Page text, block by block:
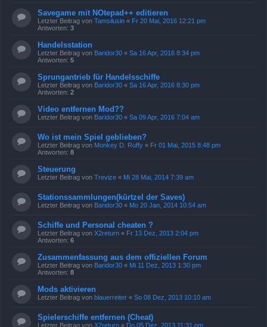
Savegame mit NOtepad++ editieren
Letzter Beitrag von Tamsilusin « Fr 20 Mai, 2016 12:21 pm
Antworten: 3
Handelsstation
Letzter Beitrag von Baridor30 « Sa 16 Apr, 2016 8:34 pm
Antworten: 5
Sprungantrieb für Handelsschiffe
Letzter Beitrag von Baridor30 « Sa 16 Apr, 2016 8:30 pm
Antworten: 2
Video entfernen Mod??
Letzter Beitrag von Baridor30 « Sa 09 Apr, 2016 7:04 am
Wo ist mein Spiel geblieben?
Letzter Beitrag von Monkey D. Ruffy « Fr 01 Mai, 2015 8:48 pm
Antworten: 8
Steuerung
Letzter Beitrag von Trevize « Mi 28 Mai, 2014 7:39 am
Stationssammlungen(kürtzel der Saves)
Letzter Beitrag von Baridor30 « Mo 20 Jan, 2014 10:54 am
Schiffe und Personal cheaten ?
Letzter Beitrag von X2return « Fr 13 Dez, 2013 2:04 pm
Antworten: 6
Zusammenfassung aus dem offiziellen Forum
Letzter Beitrag von Baridor30 « Mi 11 Dez, 2013 1:30 pm
Antworten: 8
Mods aktivieren
Letzter Beitrag von blauerreiter « So 08 Dez, 2013 10:10 am
Spielerschiffe entfernen (Cheat)
Letzter Beitrag von X2return « Do 05 Dez, 2013 11:31 pm